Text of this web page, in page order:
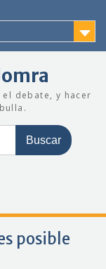
debate, y hacer
posible